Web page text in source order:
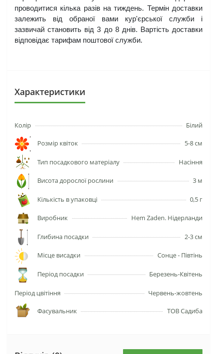
проводитися кілька разів на тиждень. Термін доставки
залежить від обраної вами кур'єрської служби і
зазвичай становить від 3 до 8 днів. Вартість доставки
відповідає тарифам поштової служби.
Характеристики
Колір Білий
Розмір квіток 5-8 см
Тип посадкового матеріалу Насіння
Висота дорослої рослини 3 м
Кількість в упаковці 0,5 г
Виробник Hem Zaden. Нідерланди
Глибина посадки 2-3 см
Місце висадки Сонце - Півтінь
Період посадки Березень-Квітень
Період цвітіння Червень-жовтень
Фасувальник ТОВ Садиба